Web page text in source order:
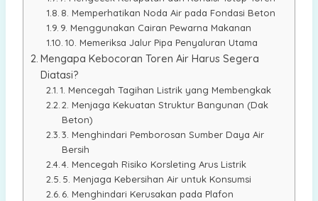
8. Memperhatikan Noda Air pada Fondasi Beton
9. Menggunakan Cairan Pewarna Makanan
10. Memeriksa Jalur Pipa Penyaluran Utama
Mengapa Kebocoran Toren Air Harus Segera
Diatasi?
1. Mencegah Tagihan Listrik yang Membengkak
2. Menjaga Kekuatan Struktur Bangunan (Dak
Beton)
3. Menghindari Pemborosan Sumber Daya Air
Bersih
4. Mencegah Risiko Korsleting Arus Listrik
5. Menjaga Kebersihan Air untuk Konsumsi
6. Menghindari Kerusakan pada Plafon